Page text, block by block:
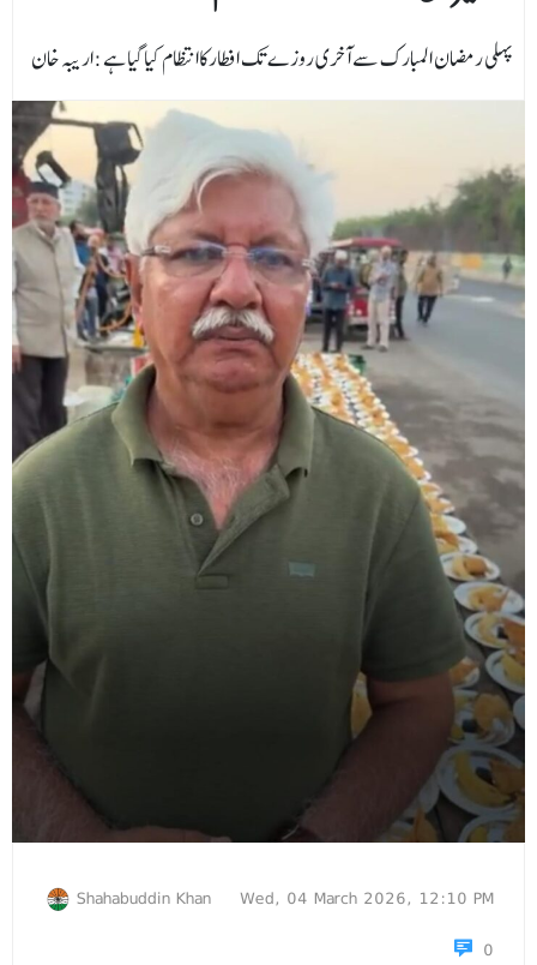
پہلی رمضان المبارک سے آخری روزے تک افطارکاانتظام کیاگیا ہے :اریبہ خان
Shahabuddin Khan
Wed, 04 March 2026, 12:10 PM
0